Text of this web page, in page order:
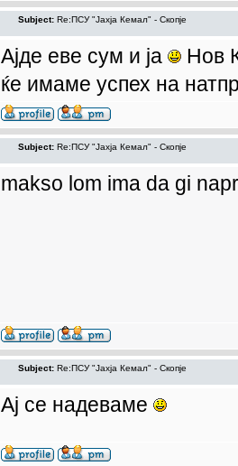
Subject: Re:ПCУ "Јахја Кемал" - Скопје
Ајде еве сум и ја
Нов
ќе имаме успех на
Subject: Re:ПCУ "Јахја Кемал" - Скопје
makso lom ima da gi
Subject: Re:ПCУ "Јахја Кемал" - Скопје
Ај се надеваме